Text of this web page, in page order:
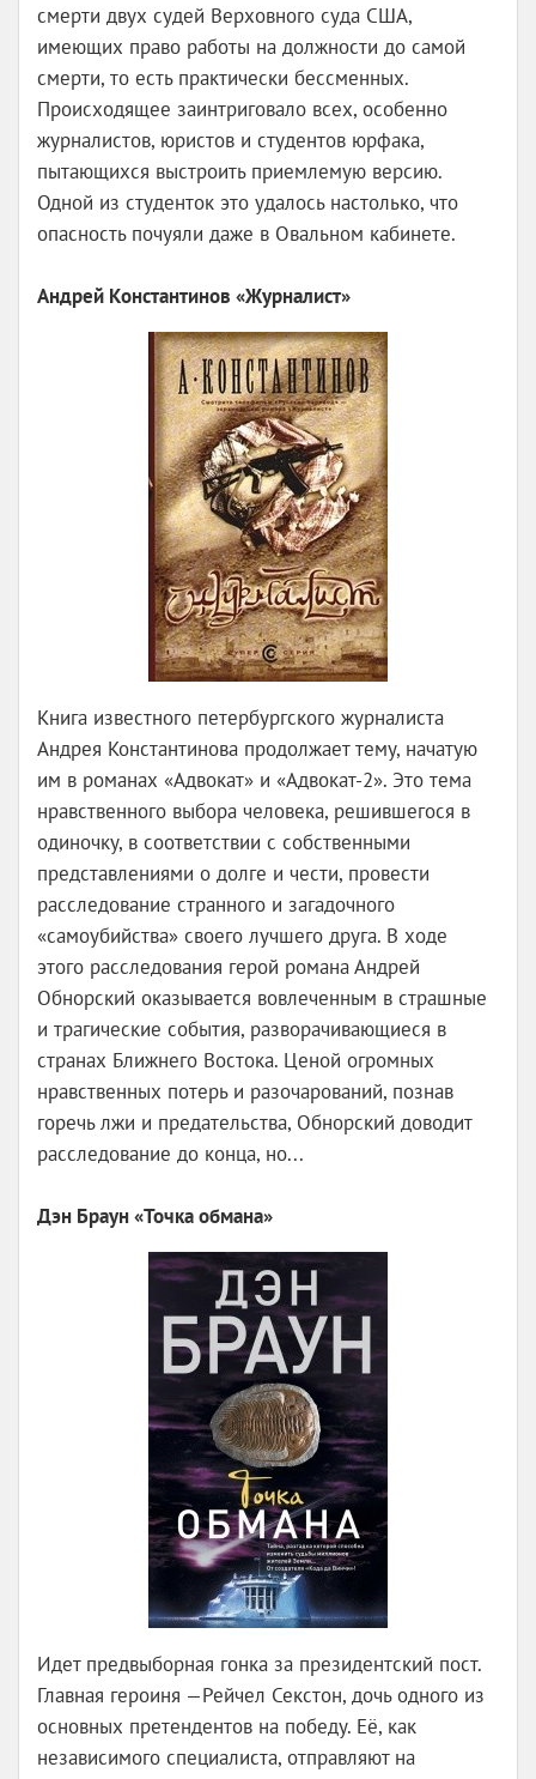
смерти двух судей Верховного суда США,
имеющих право работы на должности до самой
смерти, то есть практически бессменных.
Происходящее заинтриговало всех, особенно
журналистов, юристов и студентов юрфака,
пытающихся выстроить приемлемую версию.
Одной из студенток это удалось настолько, что
опасность почуяли даже в Овальном кабинете.
Андрей Константинов «Журналист»
Книга известного петербургского журналиста
Андрея Константинова продолжает тему, начатую
им в романах «Адвокат» и «Адвокат-2». Это тема
нравственного выбора человека, решившегося в
одиночку, в соответствии с собственными
представлениями о долге и чести, провести
расследование странного и загадочного
«самоубийства» своего лучшего друга. В ходе
этого расследования герой романа Андрей
Обнорский оказывается вовлеченным в страшные
и трагические события, разворачивающиеся в
странах Ближнего Востока. Ценой огромных
нравственных потерь и разочарований, познав
горечь лжи и предательства, Обнорский доводит
расследование до конца, но...
Дэн Браун «Точка обмана»
Идет предвыборная гонка за президентский пост.
Главная героиня —Рейчел Секстон, дочь одного из
основных претендентов на победу. Её, как
независимого специалиста, отправляют на